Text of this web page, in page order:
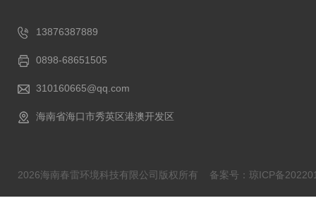
13876387889
0898-68651505
310160665@qq.com
海南省海口市秀英区港澳开发区
2026海南春雷环境科技有限公司版权所有 备案号：琼ICP备